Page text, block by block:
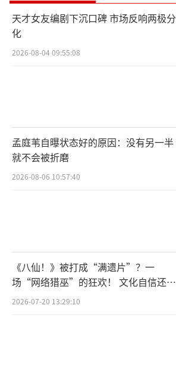
天才女友编剧下沉口碑 市场反响两极分
化
2026-08-04 09:55:08
孟庭苇自曝状态好的原因：没有另一半
就不会被折磨
2026-08-06 10:57:40
《八仙！》被打成“满遗片”？一
场“网络猎巫”的狂欢！ 文化自信还是
焦虑？
2026-07-20 13:29:10